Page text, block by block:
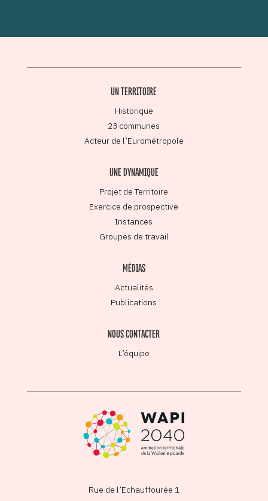
UN TERRITOIRE
Historique
23 communes
Acteur de l’Eurométropole
UNE DYNAMIQUE
Projet de Territoire
Exercice de prospective
Instances
Groupes de travail
MÉDIAS
Actualités
Publications
NOUS CONTACTER
L’équipe
Rue de l’Echauffourée 1